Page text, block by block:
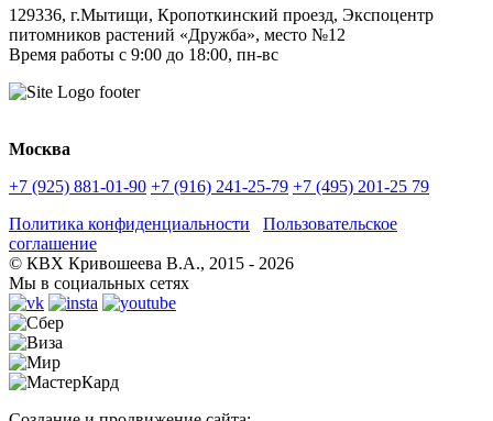
129336, г.Мытищи, Кропоткинский проезд, Экспоцентр
питомников растений «Дружба», место №12
Время работы с 9:00 до 18:00, пн-вс
Москва
+7 (925) 881-01-90 +7 (916) 241-25-79 +7 (495) 201-25 79
Политика конфиденциальности
Пользовательское
соглашение
© КВХ Кривошеева В.А., 2015 - 2026
Мы в социальных сетях